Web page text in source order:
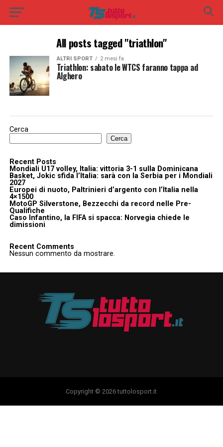
All posts tagged "triathlon"
ALTRI SPORT 2 mesi fa
Triathlon: sabato le WTCS faranno tappa ad
Alghero
Cerca
Cerca
Recent Posts
Mondiali U17 volley, Italia: vittoria 3-1 sulla Dominicana
Basket, Jokic sfida l’Italia: sarà con la Serbia per i Mondiali
2027
Europei di nuoto, Paltrinieri d’argento con l’Italia nella
4×1500
MotoGP Silverstone, Bezzecchi da record nelle Pre-
Qualifiche
Caso Infantino, la FIFA si spacca: Norvegia chiede le
dimissioni
Recent Comments
Nessun commento da mostrare.
Copyright © 2026 tuttolosport.it